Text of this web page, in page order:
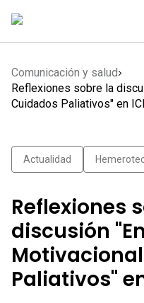
Comunicación y salud
Reflexiones sobre la
Cuidados Paliativos" en
Actualidad
Reflexiones
discusión
Paliativos"